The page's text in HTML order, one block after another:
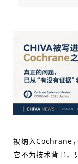
被纳入Cochrane
它不为技术背书，